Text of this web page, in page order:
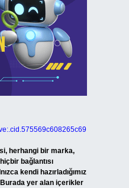
herhangi bir marka,
bağlantısı
kendi hazırladığımız
yer alan içerikler